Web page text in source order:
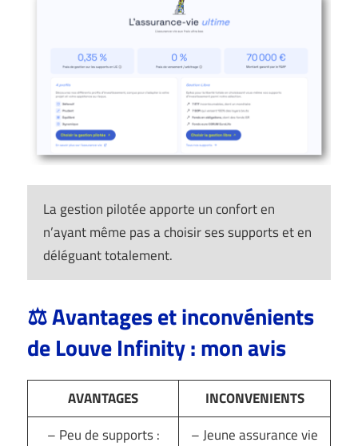
La gestion pilotée apporte un confort en
n’ayant même pas a choisir ses supports et en
déléguant totalement.
⚖️ Avantages et inconvénients
de Louve Infinity : mon avis
AVANTAGES
INCONVENIENTS
– Peu de supports :
– Jeune assurance vie